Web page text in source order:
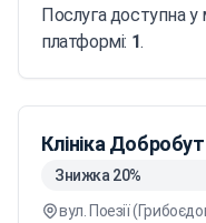
Послуга доступна у
платформі: 1.
Клініка Добробут
Знижка 20%
вул. Поезії